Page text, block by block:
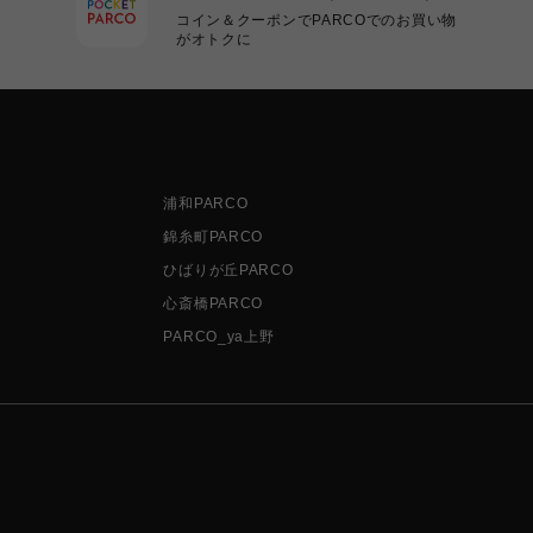
コイン＆クーポンでPARCOでのお買い物
がオトクに
浦和PARCO
錦糸町PARCO
ひばりが丘PARCO
心斎橋PARCO
PARCO_ya上野